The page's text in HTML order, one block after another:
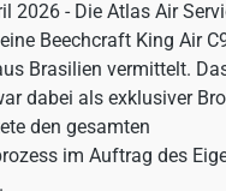
2026 - Die Atlas Air
Beechcraft King Air
Brasilien vermittelt.
dabei als exklusiver
den gesamten
im Auftrag des